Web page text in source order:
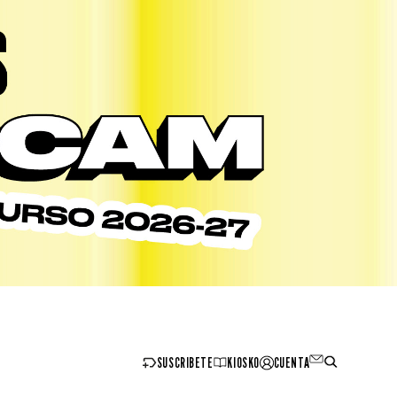
SUSCRIBETE KIOSKO CUENTA